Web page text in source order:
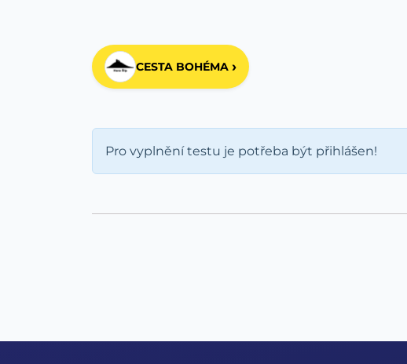
CESTA BOHÉMA ›
Pro vyplnění testu je potřeba být přihlášen!